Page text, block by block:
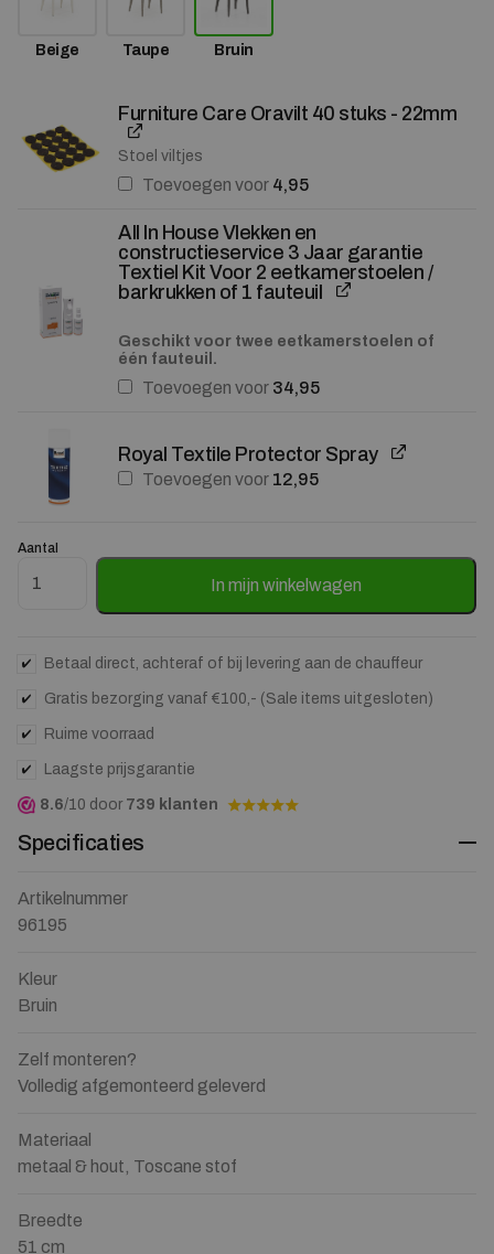
Beige Taupe Bruin
Furniture Care Oravilt 40 stuks - 22mm
Stoel viltjes
Toevoegen voor 4,95
All In House Vlekken en
constructieservice 3 Jaar garantie
Textiel Kit Voor 2 eetkamerstoelen /
barkrukken of 1 fauteuil
Geschikt voor twee eetkamerstoelen of
één fauteuil.
Toevoegen voor 34,95
Royal Textile Protector Spray
Toevoegen voor 12,95
Aantal
Eetkamerstoel Jaxx kleur Bruin aantal
In mijn winkelwagen
Betaal direct, achteraf of bij levering aan de chauffeur
Gratis bezorging vanaf €100,- (Sale items uitgesloten)
Ruime voorraad
Laagste prijsgarantie
8.6/10 door 739 klanten
Specificaties
Artikelnummer
96195
Kleur
Bruin
Zelf monteren?
Volledig afgemonteerd geleverd
Materiaal
metaal & hout, Toscane stof
Breedte
51 cm